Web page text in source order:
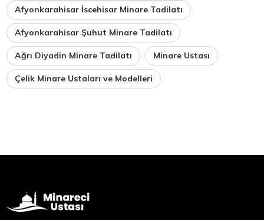
Afyonkarahisar İscehisar Minare Tadilatı
Afyonkarahisar Şuhut Minare Tadilatı
Ağrı Diyadin Minare Tadilatı Minare Ustası
Çelik Minare Ustaları ve Modelleri